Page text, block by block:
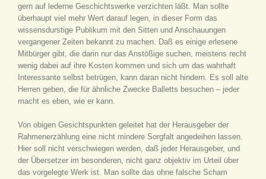
gern auf lederne Geschichtswerke verzichten läßt. Man sollte
überhaupt viel mehr Wert darauf legen, in dieser Form das
wissensdurstige Publikum mit den Sitten und Anschauungen
vergangener Zeiten bekannt zu machen. Daß es einige erlesene
Mitbürger gibt, die darin nur das Anstößige suchen, meistens recht
wenig dabei auf ihre Kosten kommen und sich um das wahrhaft
Interessante selbst betrügen, kann daran nicht hindern. Es soll alte
Herren geben, die für ähnliche Zwecke Balletts besuchen – jeder
macht es eben, wie er kann.
Von obigen Gesichtspunkten geleitet hat der Herausgeber der
Rahmenerzählung eine nicht mindere Sorgfalt angedeihen lassen.
Hier soll nicht verschwiegen werden, daß jeder Herausgeber, und
der Übersetzer im besonderen, nicht ganz objektiv im Urteil über
das vorgelegte Werk ist. Man sollte das ohne falsche Scham